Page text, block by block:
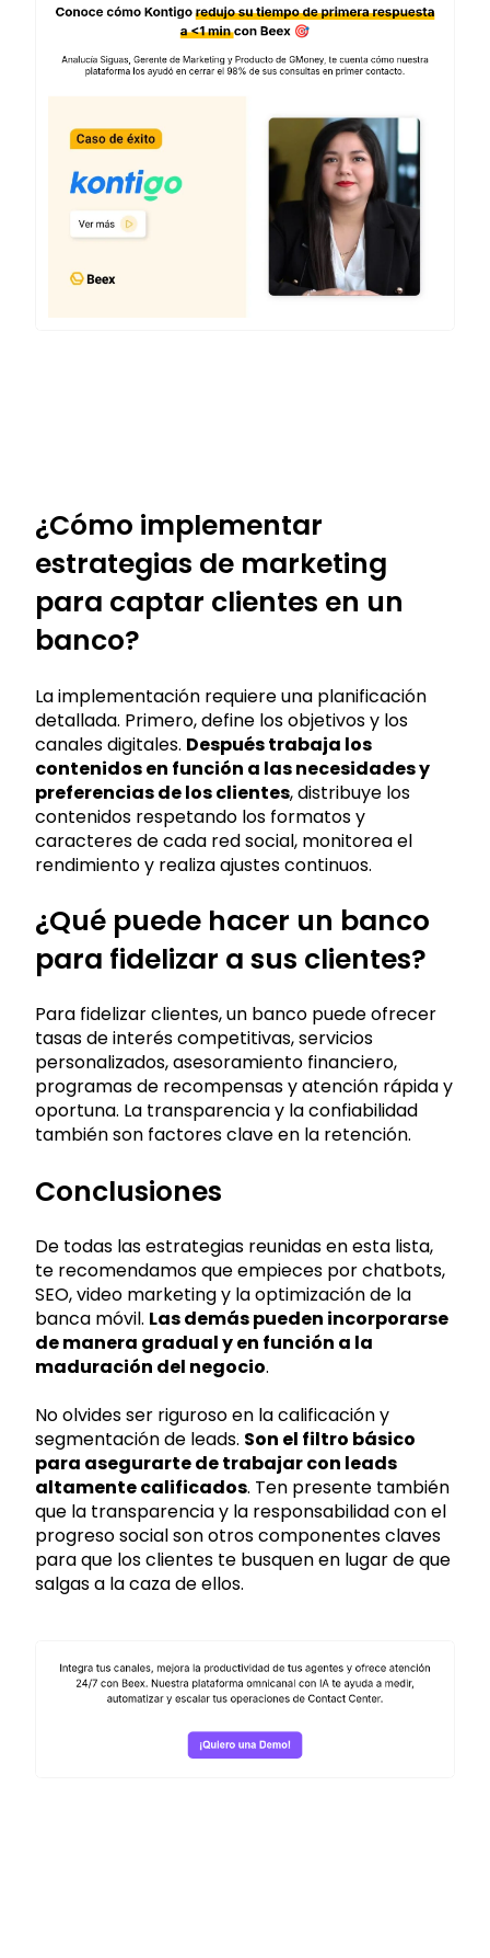
¿Cómo implementar
estrategias de marketing
para captar clientes en un
banco?
La implementación requiere una planificación
detallada. Primero, define los objetivos y los
canales digitales. Después trabaja los
contenidos en función a las necesidades y
preferencias de los clientes, distribuye los
contenidos respetando los formatos y
caracteres de cada red social, monitorea el
rendimiento y realiza ajustes continuos.
¿Qué puede hacer un banco
para fidelizar a sus clientes?
Para fidelizar clientes, un banco puede ofrecer
tasas de interés competitivas, servicios
personalizados, asesoramiento financiero,
programas de recompensas y atención rápida y
oportuna. La transparencia y la confiabilidad
también son factores clave en la retención.
Conclusiones
De todas las estrategias reunidas en esta lista,
te recomendamos que empieces por chatbots,
SEO, video marketing y la optimización de la
banca móvil. Las demás pueden incorporarse
de manera gradual y en función a la
maduración del negocio.
No olvides ser riguroso en la calificación y
segmentación de leads. Son el filtro básico
para asegurarte de trabajar con leads
altamente calificados. Ten presente también
que la transparencia y la responsabilidad con el
progreso social son otros componentes claves
para que los clientes te busquen en lugar de que
salgas a la caza de ellos.